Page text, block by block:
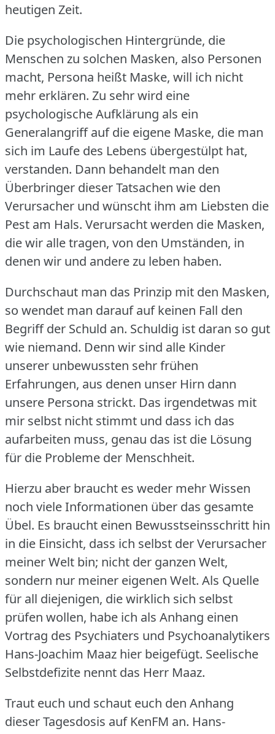
heutigen Zeit.
Die psychologischen Hintergründe, die
Menschen zu solchen Masken, also Personen
macht, Persona heißt Maske, will ich nicht
mehr erklären. Zu sehr wird eine
psychologische Aufklärung als ein
Generalangriff auf die eigene Maske, die man
sich im Laufe des Lebens übergestülpt hat,
verstanden. Dann behandelt man den
Überbringer dieser Tatsachen wie den
Verursacher und wünscht ihm am Liebsten die
Pest am Hals. Verursacht werden die Masken,
die wir alle tragen, von den Umständen, in
denen wir und andere zu leben haben.
Durchschaut man das Prinzip mit den Masken,
so wendet man darauf auf keinen Fall den
Begriff der Schuld an. Schuldig ist daran so gut
wie niemand. Denn wir sind alle Kinder
unserer unbewussten sehr frühen
Erfahrungen, aus denen unser Hirn dann
unsere Persona strickt. Das irgendetwas mit
mir selbst nicht stimmt und dass ich das
aufarbeiten muss, genau das ist die Lösung
für die Probleme der Menschheit.
Hierzu aber braucht es weder mehr Wissen
noch viele Informationen über das gesamte
Übel. Es braucht einen Bewusstseinsschritt hin
in die Einsicht, dass ich selbst der Verursacher
meiner Welt bin; nicht der ganzen Welt,
sondern nur meiner eigenen Welt. Als Quelle
für all diejenigen, die wirklich sich selbst
prüfen wollen, habe ich als Anhang einen
Vortrag des Psychiaters und Psychoanalytikers
Hans-Joachim Maaz hier beigefügt. Seelische
Selbstdefizite nennt das Herr Maaz.
Traut euch und schaut euch den Anhang
dieser Tagesdosis auf KenFM an. Hans-